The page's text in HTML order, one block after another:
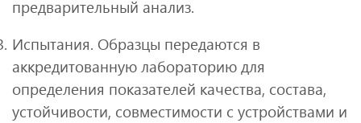
предварительный анализ.
Испытания. Образцы передаются в
аккредитованную лабораторию для
определения показателей качества, состава,
устойчивости, совместимости с устройствами и